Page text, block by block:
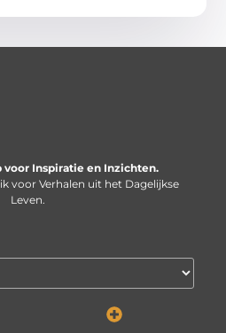
voor Inspiratie en Inzichten.
voor Verhalen uit het Dagelijkse
Leven.